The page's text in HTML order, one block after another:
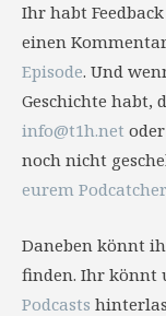
Ihr habt
einen
Episode. Und
Geschichte habt,
info@t1h.net
noch nicht
eurem
Daneben könnt
finden. Ihr könnt
Podcasts